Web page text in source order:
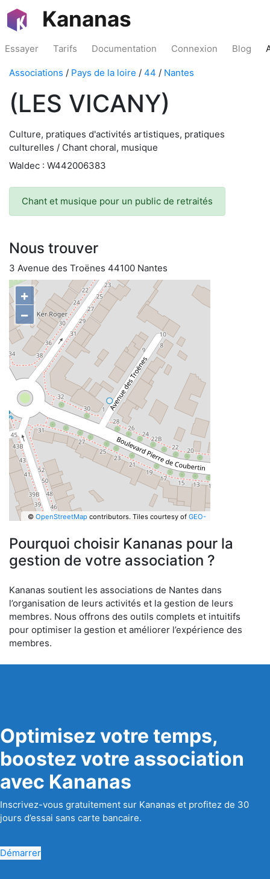
Kananas
Essayer Tarifs Documentation Connexion Blog
Associations / Pays de la loire / 44 / Nantes
(LES VICANY)
Culture, pratiques d'activités artistiques, pratiques
culturelles / Chant choral, musique
Waldec : W442006383
Chant et musique pour un public de retraités
Nous trouver
3 Avenue des Troënes 44100 Nantes
+
−
© OpenStreetMapcontributors. Tiles courtesy of GEO-
Pourquoi choisir Kananas pour la
gestion de votre association ?
Kananas soutient les associations de Nantes dans
l’organisation de leurs activités et la gestion de leurs
membres. Nous offrons des outils complets et intuitifs
pour optimiser la gestion et améliorer l’expérience des
membres.
Optimisez votre temps,
boostez votre association
avec Kananas
Inscrivez-vous gratuitement sur Kananas et profitez de 30
jours d’essai sans carte bancaire.
Démarrer